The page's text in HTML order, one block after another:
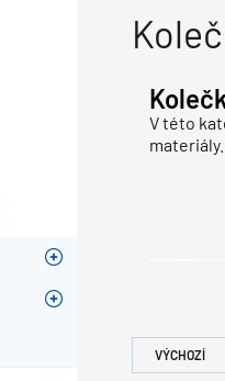
V této
VÝCHOZÍ